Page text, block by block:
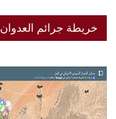
خريطة جرائم العدوان